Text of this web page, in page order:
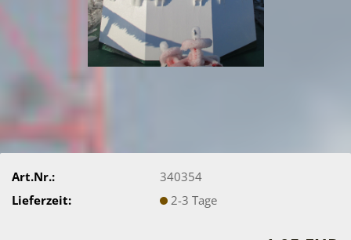
Art.Nr.:
340354
Lieferzeit:
2-3 Tage